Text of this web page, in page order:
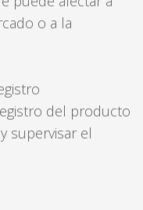
o a la
del producto
supervisar el